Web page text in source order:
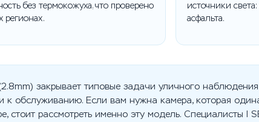
без термокожуха, что проверено
регионах.
источники
асфальта.
закрывает типовые задачи уличного
к обслуживанию. Если вам нужна камера, которая
стоит рассмотреть именно эту модель. Специалисты I